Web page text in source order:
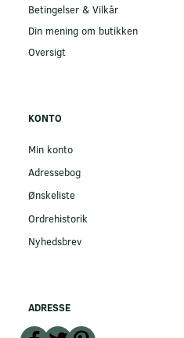
Betingelser & Vilkår
Din mening om butikken
Oversigt
KONTO
Min konto
Adressebog
Ønskeliste
Ordrehistorik
Nyhedsbrev
ADRESSE